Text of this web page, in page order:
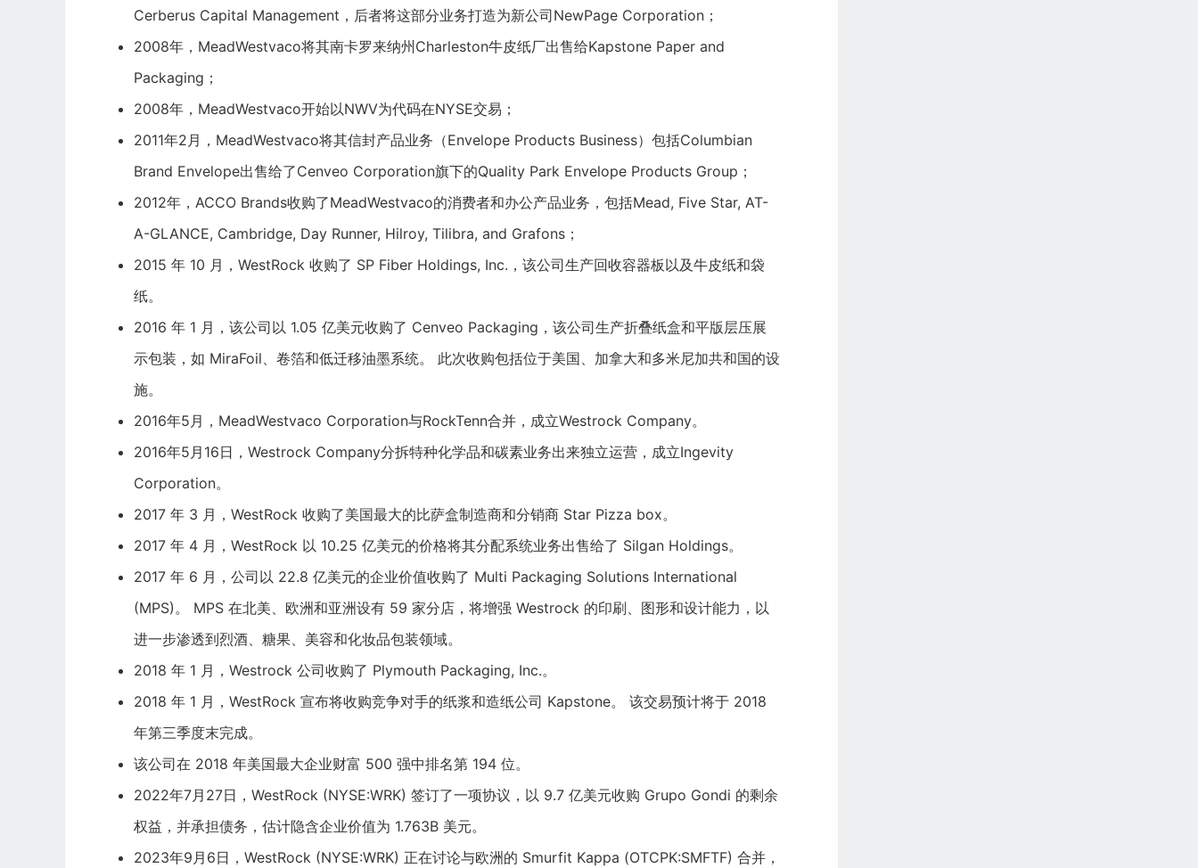
Cerberus Capital Management，后者将这部分业务打造为新公司NewPage Corporation；
2008年，MeadWestvaco将其南卡罗来纳州Charleston牛皮纸厂出售给Kapstone Paper and
Packaging；
2008年，MeadWestvaco开始以NWV为代码在NYSE交易；
2011年2月，MeadWestvaco将其信封产品业务（Envelope Products Business）包括Columbian
Brand Envelope出售给了Cenveo Corporation旗下的Quality Park Envelope Products Group；
2012年，ACCO Brands收购了MeadWestvaco的消费者和办公产品业务，包括Mead, Five Star, AT-
A-GLANCE, Cambridge, Day Runner, Hilroy, Tilibra, and Grafons；
2015 年 10 月，WestRock 收购了 SP Fiber Holdings, Inc.，该公司生产回收容器板以及牛皮纸和袋
纸。
2016 年 1 月，该公司以 1.05 亿美元收购了 Cenveo Packaging，该公司生产折叠纸盒和平版层压展
示包装，如 MiraFoil、卷箔和低迁移油墨系统。 此次收购包括位于美国、加拿大和多米尼加共和国的设
施。
2016年5月，MeadWestvaco Corporation与RockTenn合并，成立Westrock Company。
2016年5月16日，Westrock Company分拆特种化学品和碳素业务出来独立运营，成立Ingevity
Corporation。
2017 年 3 月，WestRock 收购了美国最大的比萨盒制造商和分销商 Star Pizza box。
2017 年 4 月，WestRock 以 10.25 亿美元的价格将其分配系统业务出售给了 Silgan Holdings。
2017 年 6 月，公司以 22.8 亿美元的企业价值收购了 Multi Packaging Solutions International
(MPS)。 MPS 在北美、欧洲和亚洲设有 59 家分店，将增强 Westrock 的印刷、图形和设计能力，以
进一步渗透到烈酒、糖果、美容和化妆品包装领域。
2018 年 1 月，Westrock 公司收购了 Plymouth Packaging, Inc.。
2018 年 1 月，WestRock 宣布将收购竞争对手的纸浆和造纸公司 Kapstone。 该交易预计将于 2018
年第三季度末完成。
该公司在 2018 年美国最大企业财富 500 强中排名第 194 位。
2022年7月27日，WestRock (NYSE:WRK) 签订了一项协议，以 9.7 亿美元收购 Grupo Gondi 的剩余
权益，并承担债务，估计隐含企业价值为 1.763B 美元。
2023年9月6日，WestRock (NYSE:WRK) 正在讨论与欧洲的 Smurfit Kappa (OTCPK:SMFTF) 合并，